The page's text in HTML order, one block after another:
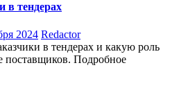
в тендерах
2024 Redactor
в тендерах и какую роль
поставщиков. Подробное